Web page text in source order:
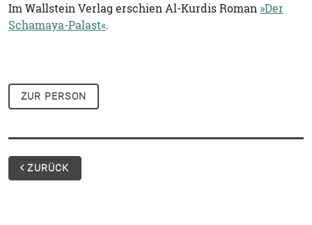
Im Wallstein Verlag erschien Al-Kurdis Roman »Der
Schamaya-Palast«.
ZUR PERSON
ZURÜCK